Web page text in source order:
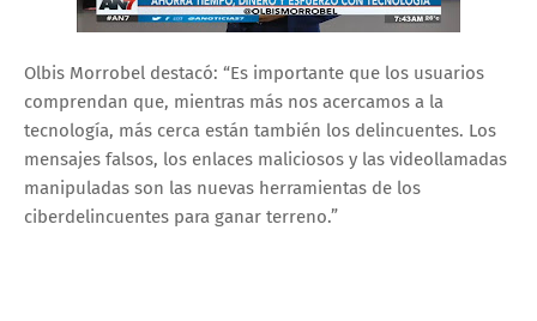
Olbis Morrobel destacó: “Es importante que los usuarios
comprendan que, mientras más nos acercamos a la
tecnología, más cerca están también los delincuentes. Los
mensajes falsos, los enlaces maliciosos y las videollamadas
manipuladas son las nuevas herramientas de los
ciberdelincuentes para ganar terreno.”